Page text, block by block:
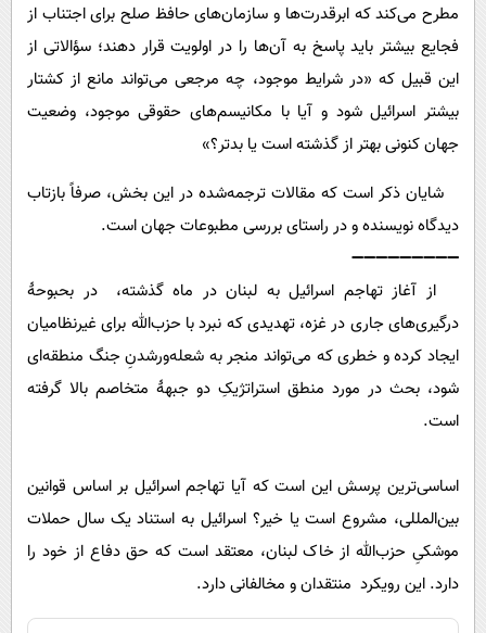
مطرح می‌کند که ابرقدرت‌ها و سازمان‌های حافظ صلح برای اجتناب از
فجایع بیشتر باید پاسخ به آن‌ها را در اولویت قرار دهند؛ سؤالاتی از
این قبیل که «در شرایط موجود، چه مرجعی می‌تواند مانع از کشتار
بیشتر اسرائیل شود و آیا با مکانیسم‌های حقوقی موجود، وضعیت
جهان کنونی بهتر از گذشته است یا بدتر؟»
شایان ذکر است که مقالات ترجمه‌شده در این بخش، صرفاً بازتاب
دیدگاه نویسنده و در راستای بررسی مطبوعات جهان است.
➖➖➖➖➖➖➖➖➖
از آغاز تهاجم اسرائیل به لبنان در ماه گذشته، در بحبوحۀ
درگیری‌های جاری در غزه، تهدیدی که نبرد با حزب‌الله برای غیرنظامیان
ایجاد کرده و خطری که می‌تواند منجر به شعله‌ورشدنِ جنگ منطقه‌ای
شود، بحث در مورد منطق استراتژیکِ دو جبهۀ متخاصم بالا گرفته
است.
اساسی‌ترین پرسش این است که آیا تهاجم اسرائیل بر اساس قوانین
بین‌المللی، مشروع است یا خیر؟ اسرائیل به استناد یک سال حملات
موشکیِ حزب‌الله از خاک لبنان، معتقد است که حق دفاع از خود را
دارد. این رویکرد منتقدان و مخالفانی دارد.